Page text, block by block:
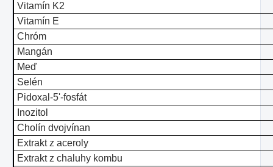
Vitamín K2
Vitamín E
Chróm
Mangán
Meď
Selén
Pidoxal-5'-fosfát
Inozitol
Cholín dvojvínan
Extrakt z aceroly
Extrakt z chaluhy kombu